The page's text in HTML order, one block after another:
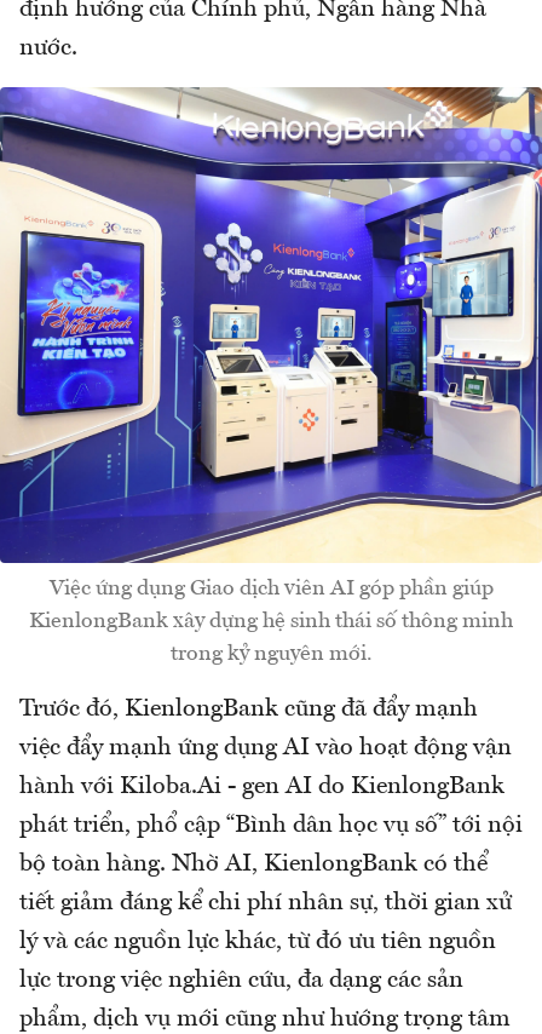
định hướng của Chính phủ, Ngân hàng Nhà
nước.
Việc ứng dụng Giao dịch viên AI góp phần giúp
KienlongBank xây dựng hệ sinh thái số thông minh
trong kỷ nguyên mới.
Trước đó, KienlongBank cũng đã đẩy mạnh
việc đẩy mạnh ứng dụng AI vào hoạt động vận
hành với Kiloba.Ai - gen AI do KienlongBank
phát triển, phổ cập “Bình dân học vụ số” tới nội
bộ toàn hàng. Nhờ AI, KienlongBank có thể
tiết giảm đáng kể chi phí nhân sự, thời gian xử
lý và các nguồn lực khác, từ đó ưu tiên nguồn
lực trong việc nghiên cứu, đa dạng các sản
phẩm, dịch vụ mới cũng như hướng trọng tâm